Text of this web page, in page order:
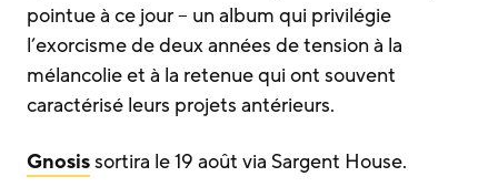
pointue à ce jour – un album qui privilégie
l’exorcisme de deux années de tension à la
mélancolie et à la retenue qui ont souvent
caractérisé leurs projets antérieurs.
Gnosissortira le 19 août via Sargent House.